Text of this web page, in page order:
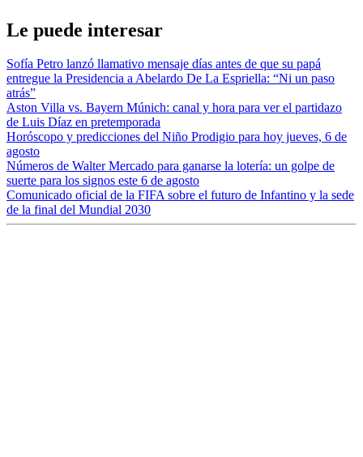
Le puede interesar
Sofía Petro lanzó llamativo mensaje días antes de que su papá
entregue la Presidencia a Abelardo De La Espriella: “Ni un paso
atrás”
Aston Villa vs. Bayern Múnich: canal y hora para ver el partidazo
de Luis Díaz en pretemporada
Horóscopo y predicciones del Niño Prodigio para hoy jueves, 6 de
agosto
Números de Walter Mercado para ganarse la lotería: un golpe de
suerte para los signos este 6 de agosto
Comunicado oficial de la FIFA sobre el futuro de Infantino y la sede
de la final del Mundial 2030